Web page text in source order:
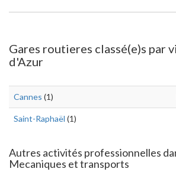
Gares routieres classé(e)s par
d'Azur
Cannes (1)
Saint-Raphaël (1)
Autres activités professionnelles
Mecaniques et transports